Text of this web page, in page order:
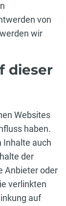
von
wir
dieser
Websites
haben.
Inhalte auch
der
Anbieter oder
verlinkten
auf